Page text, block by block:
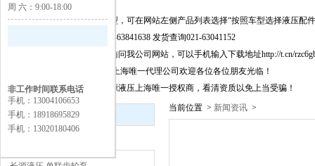
公告：快速选择产品及新品选型，可在网站左侧产品列表选择“按照车型选择液压配
询价选型及信息咨询021-63841638 发货查询021-63041152
为方便移动端上网客户访问我公司网站，可以手机输入下载地址http://t.cn/
长源液压股份有限公司,上海唯一代理公司欢迎各位各位朋友光临！
上海闵丰工业器材是长源液压上海唯一授权商，看清资质以免上当受骗！
新闻资讯
当前位置 > 新闻资讯 >
周 六：9:00-18:00
非工作时间联系电话
手机：13004106653
手机：18918695829
手机：13020180406